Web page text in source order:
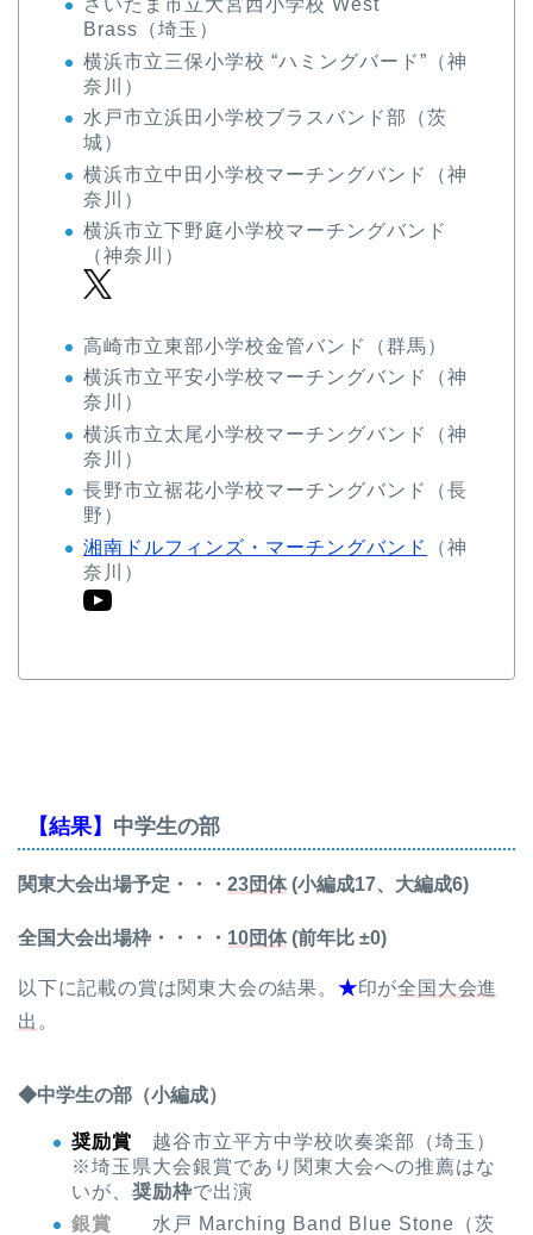
さいたま市立大宮西小学校 West
Brass（埼玉）
横浜市立三保小学校 “ハミングバード”（神
奈川）
水戸市立浜田小学校ブラスバンド部（茨
城）
横浜市立中田小学校マーチングバンド（神
奈川）
横浜市立下野庭小学校マーチングバンド
（神奈川）
高崎市立東部小学校金管バンド（群馬）
横浜市立平安小学校マーチングバンド（神
奈川）
横浜市立太尾小学校マーチングバンド（神
奈川）
長野市立裾花小学校マーチングバンド（長
野）
湘南ドルフィンズ・マーチングバンド
（神
奈川）
【結果】 中学生の部
関東大会出場予定・・・ 23団体(小編成17、大編成6)
全国大会出場枠・・・・ 10団体(前年比 ±0)
以下に記載の賞は関東大会の結果。 ★印が全国大会進
出 。
◆中学生の部（小編成）
奨励賞 越谷市立平方中学校吹奏楽部（埼玉）
※埼玉県大会銀賞であり関東大会への推薦はな
いが、 奨励枠で出演
銀賞 水戸 Marching Band Blue Stone（茨